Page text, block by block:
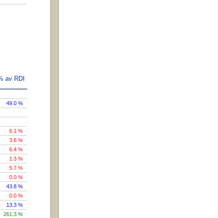
av RDI
49.0 %
6.1 %
3.6 %
6.4 %
1.3 %
5.7 %
0.0 %
43.8 %
0.0 %
13.3 %
261.3 %